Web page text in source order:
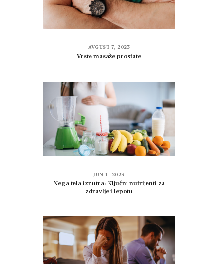
AVGUST 7, 2023
Vrste masaže prostate
JUN 1, 2023
Nega tela iznutra: Ključni nutrijenti za
zdravlje i lepotu